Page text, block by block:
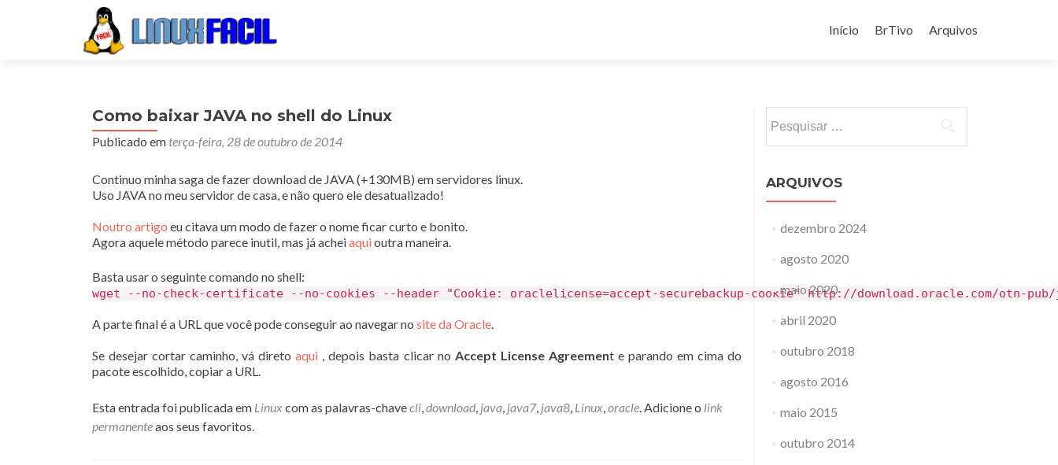
para
Início BrTivo Arquivos
Como baixar JAVA no shell do Linux
Publicado em terça-feira, 28 de outubro de 2014
Continuo minha saga de fazer download de JAVA (+130MB) em servidores linux.
Uso JAVA no meu servidor de casa, e não quero ele desatualizado!
Noutro artigo eu citava um modo de fazer o nome ficar curto e bonito.
Agora aquele método parece inutil, mas já acheiaquioutra maneira.
Basta usar o seguinte comando no shell:
wget --no-check-certificate --no-cookies --header "Cookie: oraclelicense=accept-securebackup-cookie" http://download.oracle.com/otn-
A parte final é a URL que você pode conseguir ao navegar no site da Oracle.
Se desejar cortar caminho, vá diretoaqui , depois basta clicar no Accept License Agreement e parando em cima do
pacote escolhido, copiar a URL.
Esta entrada foi publicada em Linuxcom as palavras-chavecli,download, java, java7, java8, Linux,oracle. Adicione o link
permanenteaos seus favoritos.
por:
ARQUIVOS
dezembro 2024
agosto 2020
maio 2020
abril 2020
outubro 2018
agosto 2016
maio 2015
outubro 2014